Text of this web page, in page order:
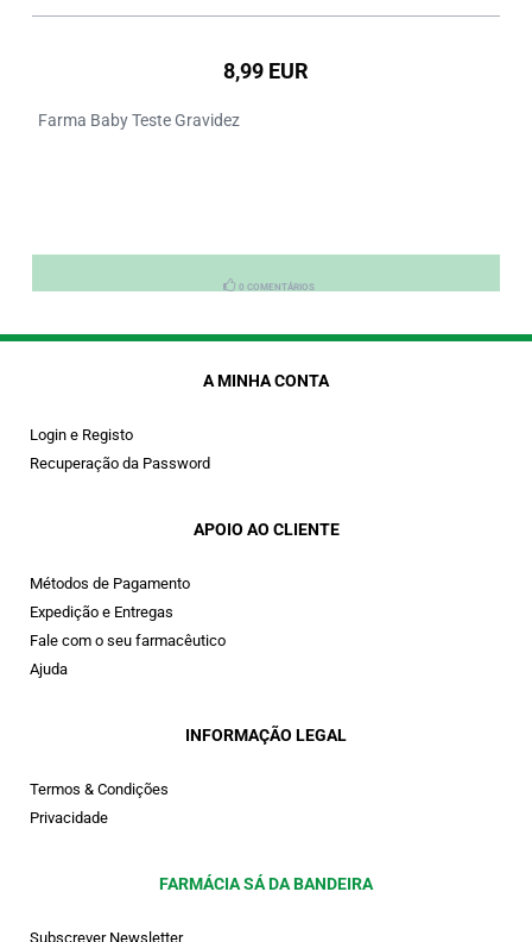
8,99 EUR
Farma Baby Teste Gravidez
0 COMENTÁRIOS
A MINHA CONTA
Login e Registo
Recuperação da Password
APOIO AO CLIENTE
Métodos de Pagamento
Expedição e Entregas
Fale com o seu farmacêutico
Ajuda
INFORMAÇÃO LEGAL
Termos & Condições
Privacidade
FARMÁCIA SÁ DA BANDEIRA
Subscrever Newsletter